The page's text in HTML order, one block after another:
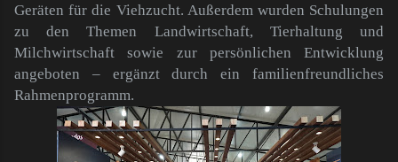
Geräten für die Viehzucht. Außerdem wurden Schulungen
zu den Themen Landwirtschaft, Tierhaltung und
Milchwirtschaft sowie zur persönlichen Entwicklung
angeboten – ergänzt durch ein familienfreundliches
Rahmenprogramm.